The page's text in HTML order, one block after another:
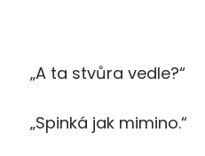
„A ta stvůra vedle?“
„Spinká jak mimino.“